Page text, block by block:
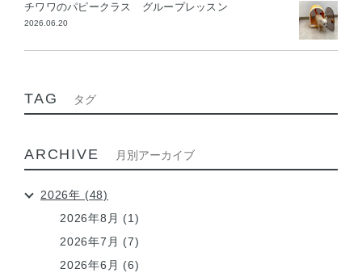
チワワのパピークラス グループレッスン
2026.06.20
TAG タグ
ARCHIVE 月別アーカイブ
2026年 (48)
2026年8月 (1)
2026年7月 (7)
2026年6月 (6)